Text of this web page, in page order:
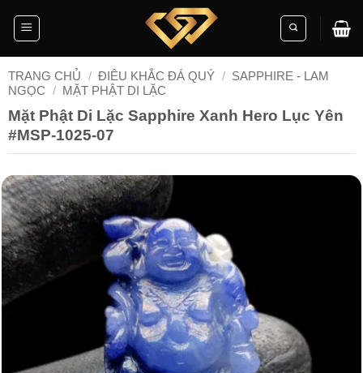
TRANG CHỦ / ĐIÊU KHẮC ĐÁ QUÝ / SAPPHIRE - LAM
NGỌC / MẶT PHẬT DI LẶC
Mặt Phật Di Lặc Sapphire Xanh Hero Lục Yên
#MSP-1025-07